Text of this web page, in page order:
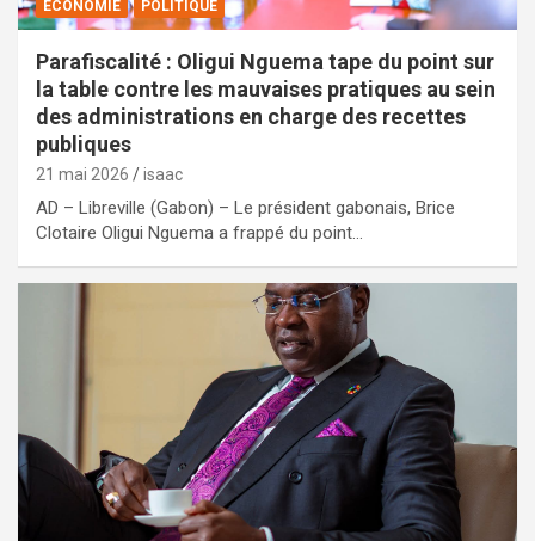
ECONOMIE POLITIQUE
Parafiscalité : Oligui Nguema tape du point sur
la table contre les mauvaises pratiques au sein
des administrations en charge des recettes
publiques
21 mai 2026 isaac
AD – Libreville (Gabon) – Le président gabonais, Brice
Clotaire Oligui Nguema a frappé du point…